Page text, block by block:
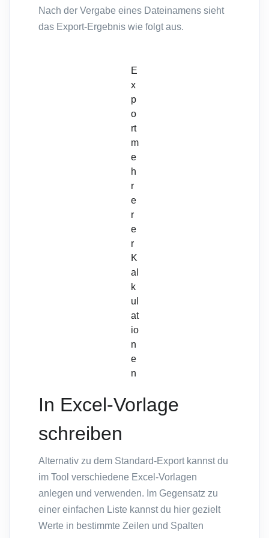
Nach der Vergabe eines Dateinamens sieht
das Export-Ergebnis wie folgt aus.
E
x
p
o
rt
m
e
h
r
e
r
e
r
K
al
k
ul
at
io
n
e
n
In Excel-Vorlage
schreiben
Alternativ zu dem Standard-Export kannst du
im Tool verschiedene Excel-Vorlagen
anlegen und verwenden. Im Gegensatz zu
einer einfachen Liste kannst du hier gezielt
Werte in bestimmte Zeilen und Spalten